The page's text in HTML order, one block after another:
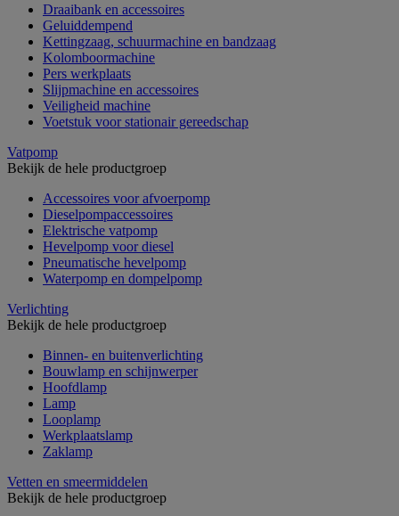
Draaibank en accessoires
Geluiddempend
Kettingzaag, schuurmachine en bandzaag
Kolomboormachine
Pers werkplaats
Slijpmachine en accessoires
Veiligheid machine
Voetstuk voor stationair gereedschap
Vatpomp
Bekijk de hele productgroep
Accessoires voor afvoerpomp
Dieselpompaccessoires
Elektrische vatpomp
Hevelpomp voor diesel
Pneumatische hevelpomp
Waterpomp en dompelpomp
Verlichting
Bekijk de hele productgroep
Binnen- en buitenverlichting
Bouwlamp en schijnwerper
Hoofdlamp
Lamp
Looplamp
Werkplaatslamp
Zaklamp
Vetten en smeermiddelen
Bekijk de hele productgroep